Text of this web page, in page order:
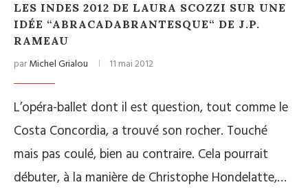
LES INDES 2012 DE LAURA SCOZZI SUR UNE
IDÉE “ABRACADABRANTESQUE“ DE J.P.
RAMEAU
parMichel Grialou 11 mai 2012
L’opéra-ballet dont il est question, tout comme le
Costa Concordia, a trouvé son rocher. Touché
mais pas coulé, bien au contraire. Cela pourrait
débuter, à la manière de Christophe Hondelatte,…